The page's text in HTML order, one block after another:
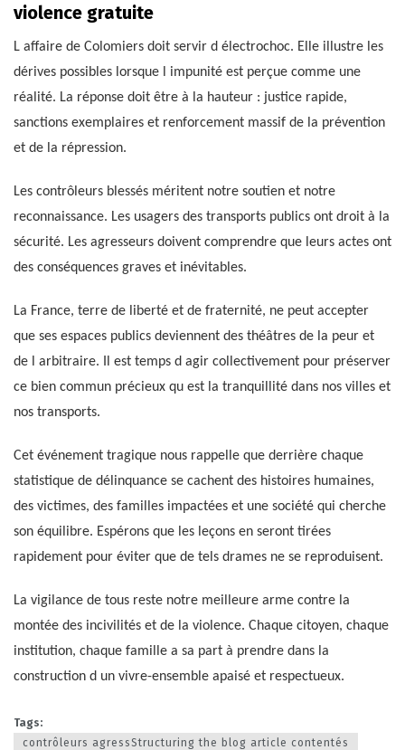
violence gratuite
L affaire de Colomiers doit servir d électrochoc. Elle illustre les
dérives possibles lorsque l impunité est perçue comme une
réalité. La réponse doit être à la hauteur : justice rapide,
sanctions exemplaires et renforcement massif de la prévention
et de la répression.
Les contrôleurs blessés méritent notre soutien et notre
reconnaissance. Les usagers des transports publics ont droit à la
sécurité. Les agresseurs doivent comprendre que leurs actes ont
des conséquences graves et inévitables.
La France, terre de liberté et de fraternité, ne peut accepter
que ses espaces publics deviennent des théâtres de la peur et
de l arbitraire. Il est temps d agir collectivement pour préserver
ce bien commun précieux qu est la tranquillité dans nos villes et
nos transports.
Cet événement tragique nous rappelle que derrière chaque
statistique de délinquance se cachent des histoires humaines,
des victimes, des familles impactées et une société qui cherche
son équilibre. Espérons que les leçons en seront tirées
rapidement pour éviter que de tels drames ne se reproduisent.
La vigilance de tous reste notre meilleure arme contre la
montée des incivilités et de la violence. Chaque citoyen, chaque
institution, chaque famille a sa part à prendre dans la
construction d un vivre-ensemble apaisé et respectueux.
Tags:
contrôleurs agressStructuring the blog article contentés